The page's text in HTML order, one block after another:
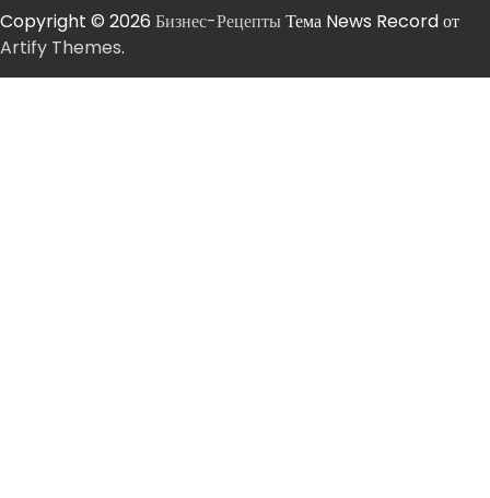
Copyright © 2026 Бизнес-РецептыТема News Record от
Artify Themes.